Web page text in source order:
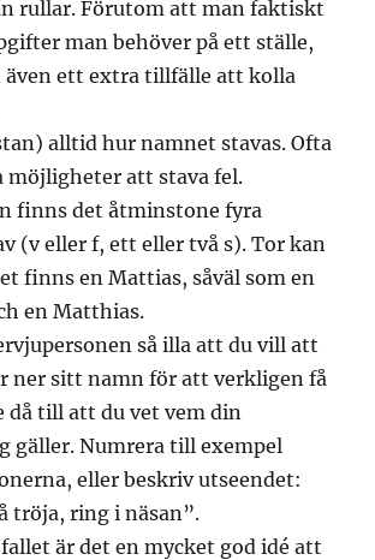
rullar. Förutom att man faktiskt
man behöver på ett ställe,
även ett extra tillfälle att kolla
alltid hur namnet stavas. Ofta
möjligheter att stava fel.
finns det åtminstone fyra
(v eller f, ett eller två s). Tor kan
finns en Mattias, såväl som en
en Matthias.
så illa att du vill att
ner sitt namn för att verkligen få
då till att du vet vem din
gäller. Numrera till exempel
eller beskriv utseendet:
tröja, ring i näsan”.
är det en mycket god idé att